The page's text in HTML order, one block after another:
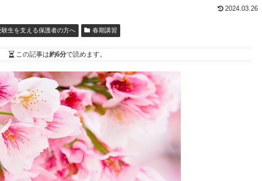
2024.03.26
験生を支える保護者の方へ 春期講習
この記事は約6分で読めます。